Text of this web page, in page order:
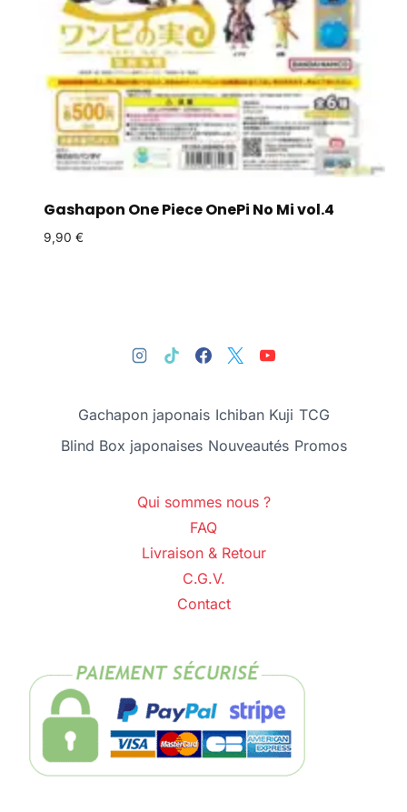
Gashapon One Piece OnePi No Mi vol.4
9,90 €
Gachapon japonais Ichiban Kuji TCG
Blind Box japonaises Nouveautés Promos
Qui sommes nous ?
FAQ
Livraison & Retour
C.G.V.
Contact